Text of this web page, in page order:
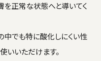
正常な状態へと導いてく
中でも特に酸化しにくい性
いいただけます。